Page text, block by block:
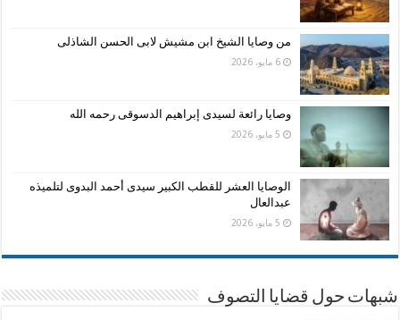
من وصايا الشيخ ابن مشيش لابى الحسن الشاذلى
6 مايو، 2026
وصايا رائعة لسيدى إبراهيم الدسوقى رحمه الله
5 مايو، 2026
الوصايا العشر للقطب الكبير سيدى أحمد البدوى لتلميذه
عبدالعال
5 مايو، 2026
شبهات حول قضايا التصوف